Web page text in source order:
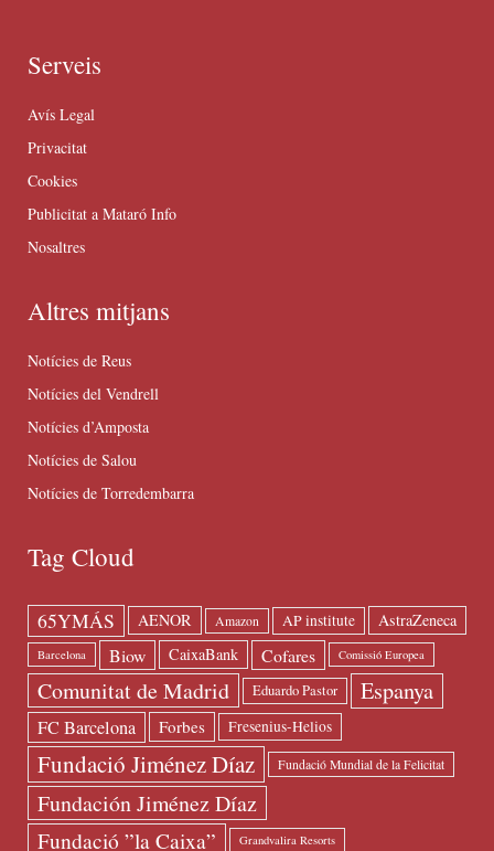
Serveis
Avís Legal
Privacitat
Cookies
Publicitat a Mataró Info
Nosaltres
Altres mitjans
Notícies de Reus
Notícies del Vendrell
Notícies d’Amposta
Notícies de Salou
Notícies de Torredembarra
Tag Cloud
65YMÁS AENOR Amazon AP institute AstraZeneca
Barcelona Biow CaixaBank Cofares Comissió Europea
Comunitat de Madrid Eduardo Pastor Espanya
FC Barcelona Forbes Fresenius-Helios
Fundació Jiménez Díaz Fundació Mundial de la Felicitat
Fundación Jiménez Díaz
Fundació ”la Caixa” Grandvalira Resorts